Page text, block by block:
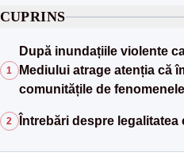
CUPRINS
1
După inundațiile violente
Mediului atrage atenția că
comunitățile de
2 Întrebări despre